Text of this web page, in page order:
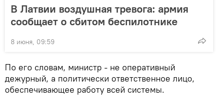
В Латвии воздушная тревога: армия
сообщает о сбитом беспилотнике
8 июня, 09:59
По его словам, министр - не оперативный
дежурный, а политически ответственное лицо,
обеспечивающее работу всей системы.